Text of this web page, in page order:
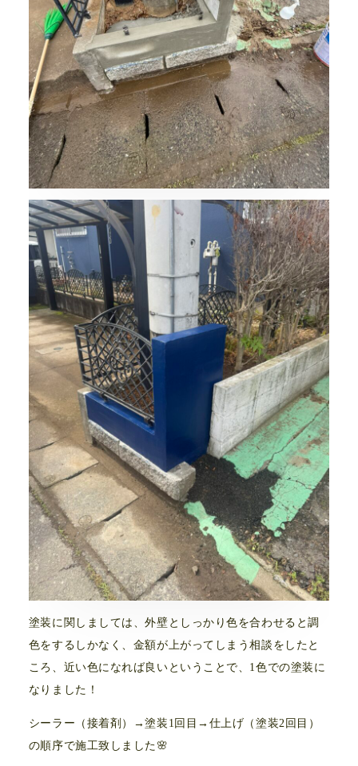
塗装に関しましては、外壁としっかり色を合わせると調
色をするしかなく、金額が上がってしまう相談をしたと
ころ、近い色になれば良いということで、1色での塗装に
なりました！
シーラー（接着剤）→塗装1回目→仕上げ（塗装2回目）
の順序で施工致しました🌸